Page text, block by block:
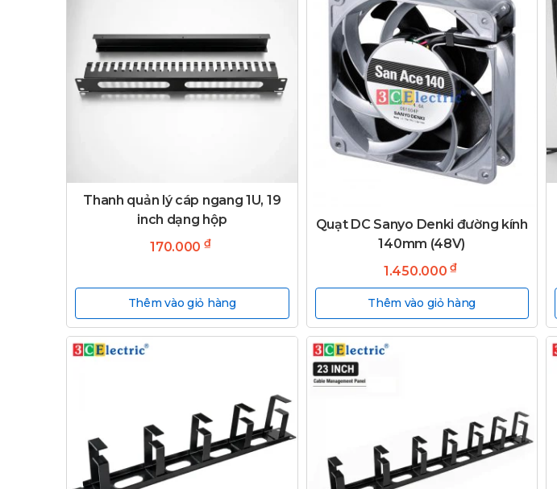
Thanh quản lý cáp ngang 1U, 19
inch dạng hộp
170.000 ₫
Thêm vào giỏ hàng
Quạt DC Sanyo Denki đường kính
140mm (48V)
1.450.000₫
Thêm vào giỏ hàng